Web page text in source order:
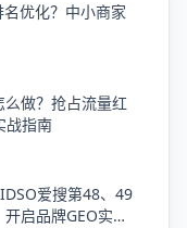
优化？中小商家
做？抢占流量红
战指南
爱搜第48、49
启品牌GEO实战